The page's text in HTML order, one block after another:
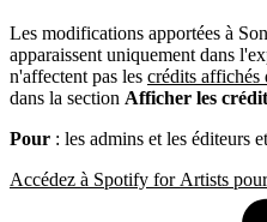
Les modifications apportées à
apparaissent uniquement dans
n'affectent pas les crédits affichés
dans la section Afficher les
Pour : les admins et les éditeurs
Accédez à Spotify for Artists